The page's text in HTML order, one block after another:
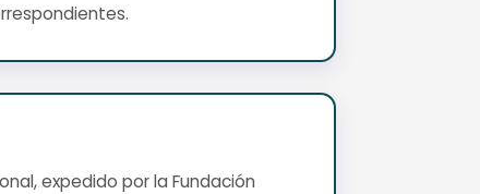
expedido por la Fundación